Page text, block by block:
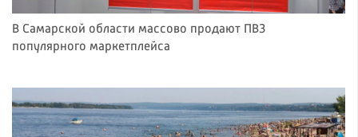
В Самарской области массово продают ПВЗ
популярного маркетплейса